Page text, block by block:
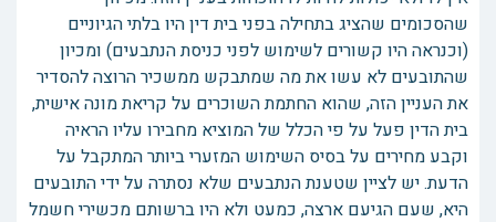
שהסכומים שהציג בתחילה בפני בית דין היו בלתי הגיוניים
(וכנראה היו קשורים לשימוש לפני כניסת הנתבעים) ומכיון
שהתובעים לא עשו את מה שמתבקש ממשכיר הרוצה להסדיר
את העניין הזה, שהוא החתמת השוכרים על קריאת מונה אישית,
בית הדין פעל על פי הכלל של המוציא מחבירו עליו הראיה
וקבע מחירים על בסיס השימוש המזערי ביותר המתקבל על
הדעת. יש לציין שטענת הנתבעים שלא נסתרה על ידי התובעים
היא, שעם הגיעם ארצה, כמעט ולא היו ברשותם מכשירי חשמל